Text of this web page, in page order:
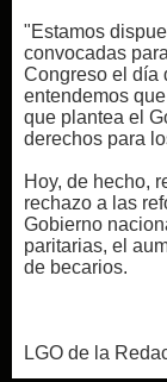
"Estamos
convocadas
Congreso el día
entendemos
que plantea el
derechos para
Hoy, de hecho,
rechazo a las
Gobierno
paritarias, el
de becarios.
LGO de la